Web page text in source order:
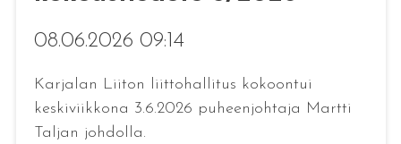
08.06.2026 09:14
Karjalan Liiton liittohallitus kokoontui
keskiviikkona 3.6.2026 puheenjohtaja Martti
Taljan johdolla.